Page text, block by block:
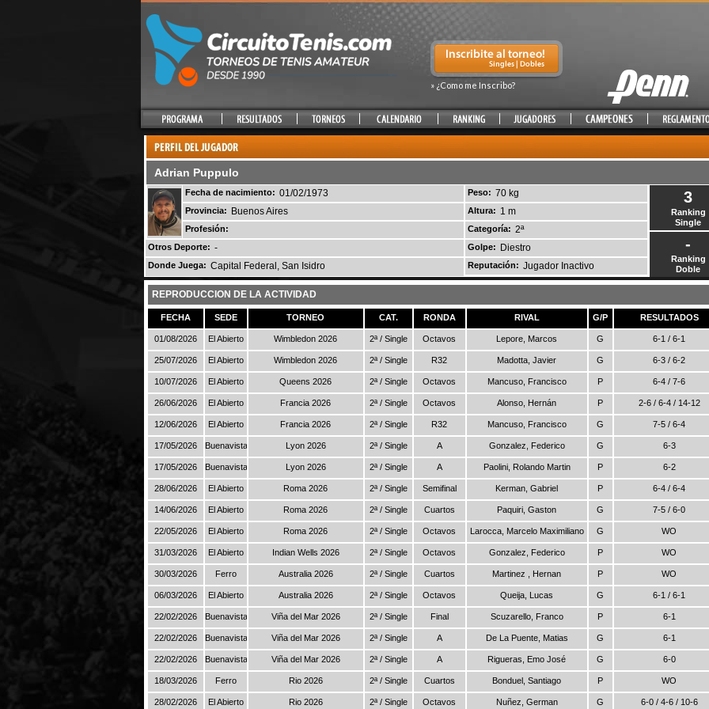
» ¿Como me Inscribo?
Adrian Puppulo
Fecha de nacimiento: 01/02/1973 Peso: 70 kg
Provincia: Buenos Aires Altura: 1 m
Profesión: Categoría: 2ª
Otros Deporte: - Golpe: Diestro
Donde Juega: Capital Federal, San Isidro Reputación: Jugador Inactivo
3
Ranking
Single
-
Ranking
Doble
REPRODUCCION DE LA ACTIVIDAD
FECHA SEDE TORNEO CAT. RONDA RIVAL G/P RESULTADOS
01/08/2026 El Abierto Wimbledon 2026 2ª / Single Octavos Lepore, Marcos G 6-1 / 6-1
25/07/2026 El Abierto Wimbledon 2026 2ª / Single R32 Madotta, Javier G 6-3 / 6-2
10/07/2026 El Abierto Queens 2026 2ª / Single Octavos Mancuso, Francisco P 6-4 / 7-6
26/06/2026 El Abierto Francia 2026 2ª / Single Octavos Alonso, Hernán P 2-6 / 6-4 / 14-12
12/06/2026 El Abierto Francia 2026 2ª / Single R32 Mancuso, Francisco G 7-5 / 6-4
17/05/2026 Buenavista Lyon 2026 2ª / Single A Gonzalez, Federico G 6-3
17/05/2026 Buenavista Lyon 2026 2ª / Single A Paolini, Rolando Martin P 6-2
28/06/2026 El Abierto Roma 2026 2ª / Single Semifinal Kerman, Gabriel P 6-4 / 6-4
14/06/2026 El Abierto Roma 2026 2ª / Single Cuartos Paquiri, Gaston G 7-5 / 6-0
22/05/2026 El Abierto Roma 2026 2ª / Single Octavos Larocca, Marcelo Maximiliano G WO
31/03/2026 El Abierto Indian Wells 2026 2ª / Single Octavos Gonzalez, Federico P WO
30/03/2026 Ferro Australia 2026 2ª / Single Cuartos Martinez , Hernan P WO
06/03/2026 El Abierto Australia 2026 2ª / Single Octavos Queija, Lucas G 6-1 / 6-1
22/02/2026 Buenavista Viña del Mar 2026 2ª / Single Final Scuzarello, Franco P 6-1
22/02/2026 Buenavista Viña del Mar 2026 2ª / Single A De La Puente, Matias G 6-1
22/02/2026 Buenavista Viña del Mar 2026 2ª / Single A Rigueras, Emo José G 6-0
18/03/2026 Ferro Rio 2026 2ª / Single Cuartos Bonduel, Santiago P WO
28/02/2026 El Abierto Rio 2026 2ª / Single Octavos Nuñez, German G 6-0 / 4-6 / 10-6